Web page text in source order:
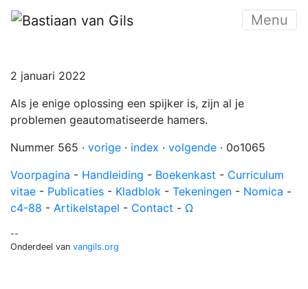
Menu
2 januari 2022
Als je enige oplossing een spijker is, zijn al je
problemen geautomatiseerde hamers.
Nummer 565 · vorige · index · volgende · 0o1065
Voorpagina - Handleiding - Boekenkast - Curriculum
vitae - Publicaties - Kladblok - Tekeningen - Nomica -
c4-88 - Artikelstapel - Contact - Ω
--
Onderdeel van vangils.org